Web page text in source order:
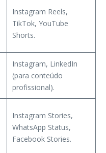
Instagram Reels,
TikTok, YouTube
Shorts.
Instagram, LinkedIn
(para conteúdo
profissional).
Instagram Stories,
WhatsApp Status,
Facebook Stories.